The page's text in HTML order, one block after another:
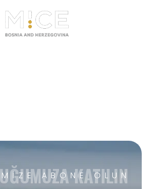
ABONE OLUN
KATILIN